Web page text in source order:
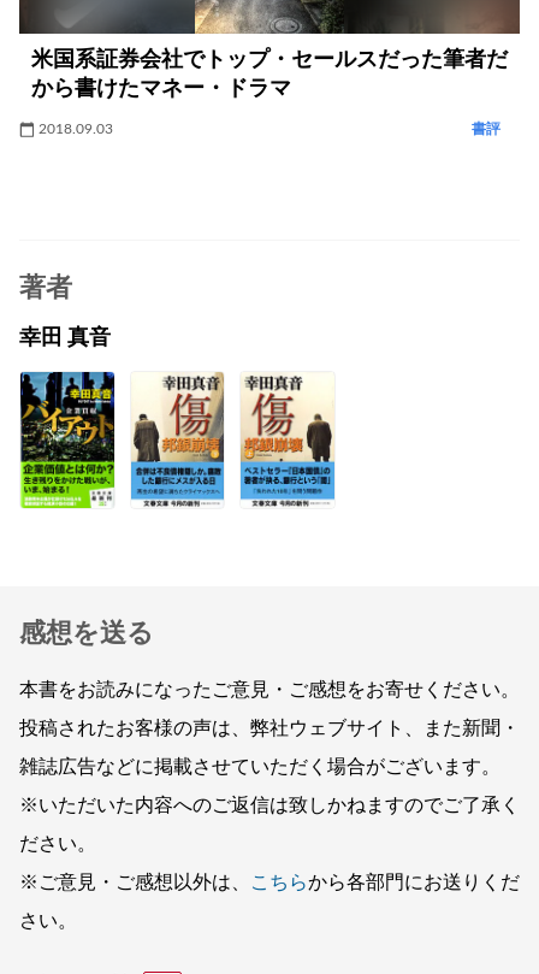
米国系証券会社でトップ・セールスだった筆者だ
から書けたマネー・ドラマ
2018.09.03 書評
著者
幸田 真音
感想を送る
本書をお読みになったご意見・ご感想をお寄せください。
投稿されたお客様の声は、弊社ウェブサイト、また新聞・
雑誌広告などに掲載させていただく場合がございます。
※いただいた内容へのご返信は致しかねますのでご了承く
ださい。
※ご意見・ご感想以外は、
こちらから各部門にお送りくだ
さい。